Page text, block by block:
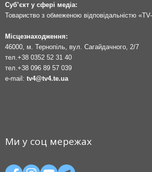
Суб’єкт у сфері медіа:
Товариство з обмеженою відповідальністю
Місцезнаходження:
46000, м. Тернопіль, вул. Сагайдачного, 2/7
тел. +38 0352 52 31 40
тел. +38 096 89 57 039
e-mail: tv4@tv4.te.ua
Ми у соц мережах